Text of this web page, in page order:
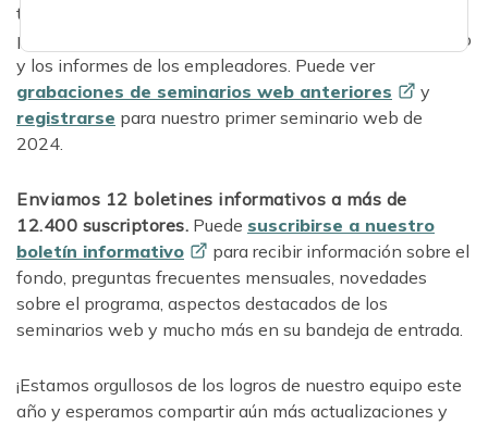
temas que abarcaban desde los conceptos básicos del
programa hasta la planificación de cuidados a largo plazo
y los informes de los empleadores. Puede ver
grabaciones de seminarios web anteriores
y
registrarse para nuestro primer seminario web de
2024.
Enviamos 12 boletines informativos a más de
12.400 suscriptores. Puede suscribirse a nuestro
boletín informativo
para recibir información sobre el
fondo, preguntas frecuentes mensuales, novedades
sobre el programa, aspectos destacados de los
seminarios web y mucho más en su bandeja de entrada.
¡Estamos orgullosos de los logros de nuestro equipo este
año y esperamos compartir aún más actualizaciones y